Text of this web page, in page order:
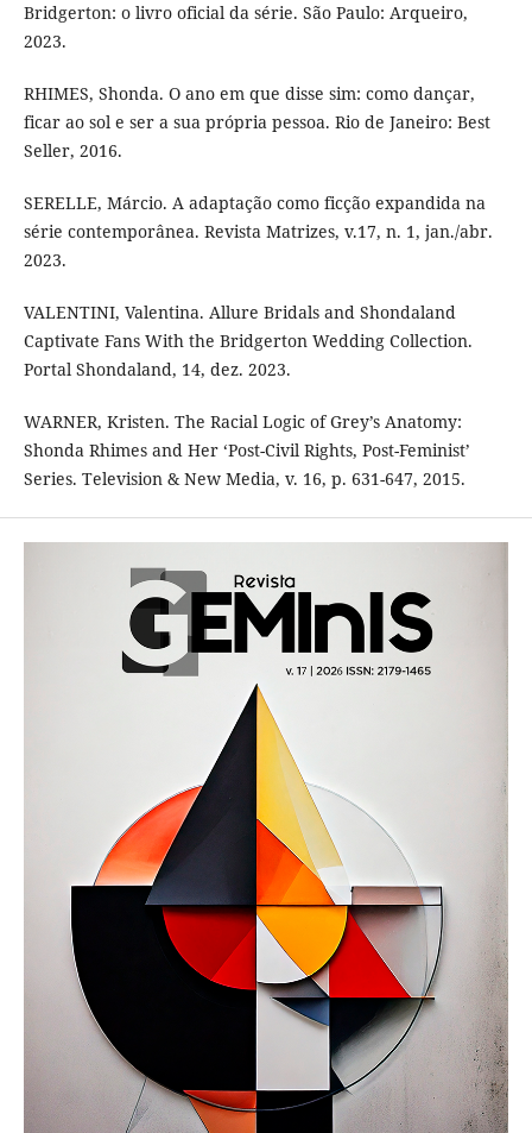
Bridgerton: o livro oficial da série. São Paulo: Arqueiro,
2023.
RHIMES, Shonda. O ano em que disse sim: como dançar,
ficar ao sol e ser a sua própria pessoa. Rio de Janeiro: Best
Seller, 2016.
SERELLE, Márcio. A adaptação como ficção expandida na
série contemporânea. Revista Matrizes, v.17, n. 1, jan./abr.
2023.
VALENTINI, Valentina. Allure Bridals and Shondaland
Captivate Fans With the Bridgerton Wedding Collection.
Portal Shondaland, 14, dez. 2023.
WARNER, Kristen. The Racial Logic of Grey’s Anatomy:
Shonda Rhimes and Her ‘Post-Civil Rights, Post-Feminist’
Series. Television & New Media, v. 16, p. 631-647, 2015.